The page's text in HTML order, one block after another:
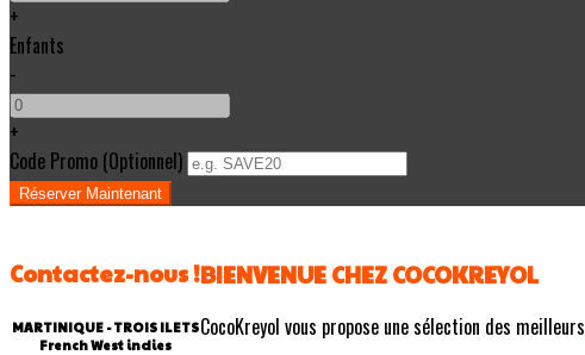
+
Enfants
-
+
Code Promo (Optionnel)
Contactez-nous !
MARTINIQUE - TROIS ILETS
French West indies
BIENVENUE CHEZ COCOKREYOL
CocoKreyol vous propose une sélection des meilleurs